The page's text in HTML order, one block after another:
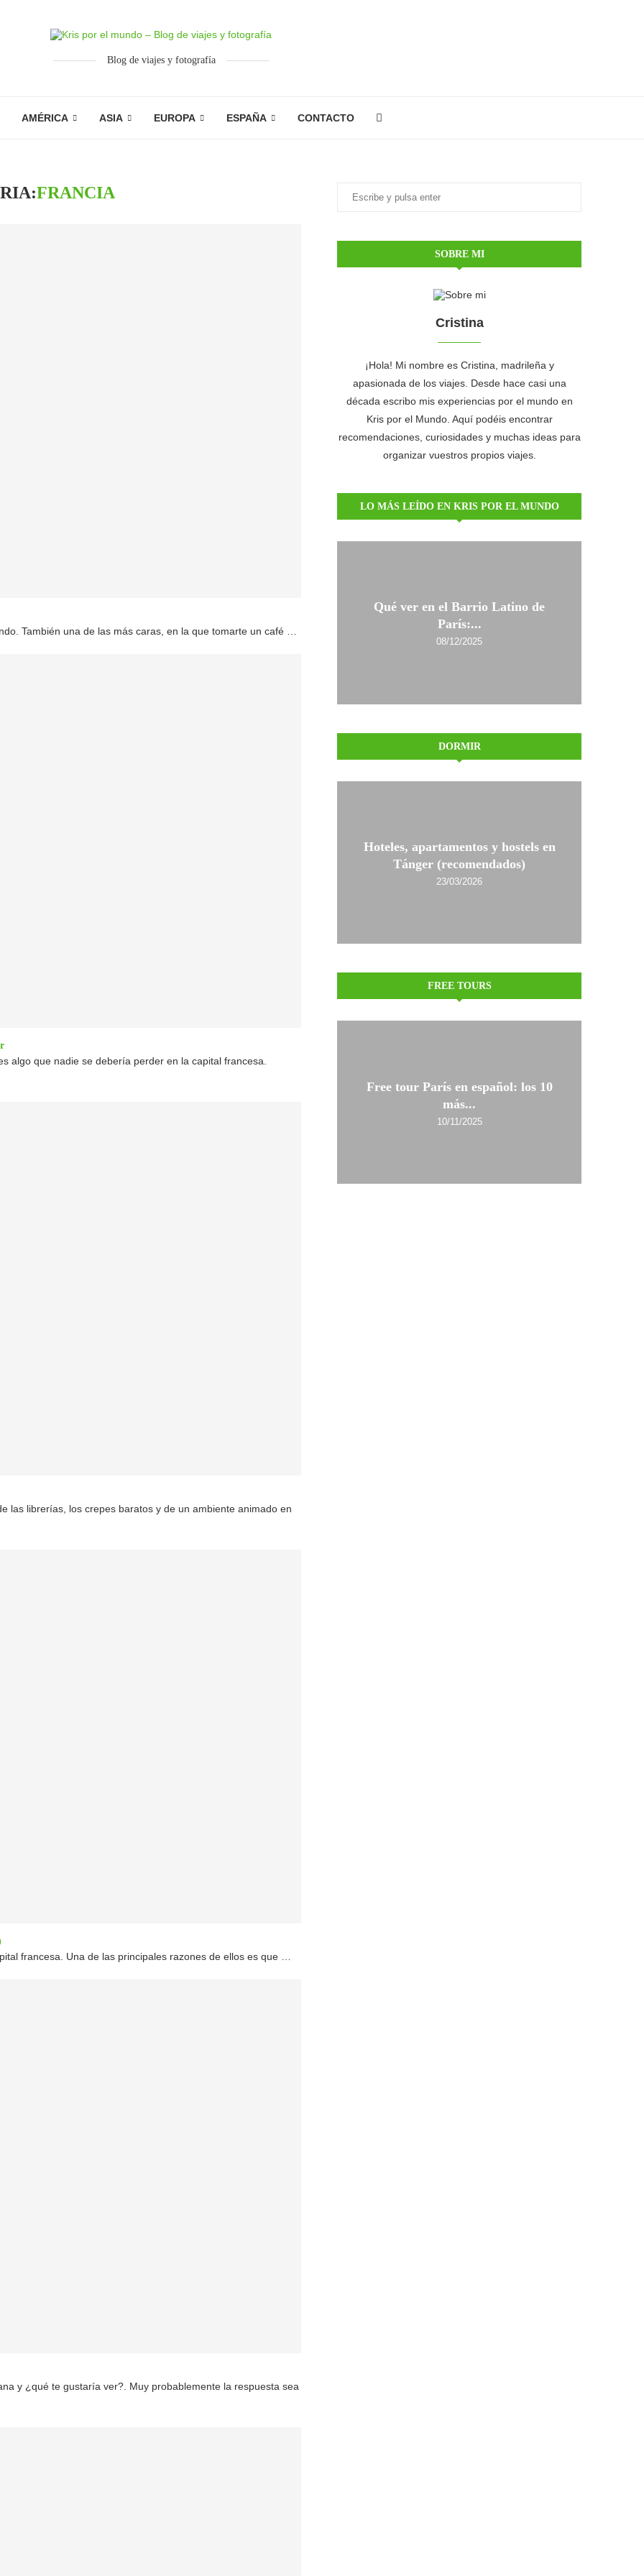
Blog de viajes y fotografía
AMÉRICA ASIA EUROPA ESPAÑA CONTACTO
FRANCIA
También una de las más caras, en la que tomarte un café …
algo que nadie se debería perder en la capital francesa.
las librerías, los crepes baratos y de un ambiente animado en
francesa. Una de las principales razones de ellos es que …
y ¿qué te gustaría ver?. Muy probablemente la respuesta sea
SOBRE MI
Cristina
¡Hola! Mi nombre es Cristina, madrileña y
apasionada de los viajes. Desde hace casi una
década escribo mis experiencias por el mundo en
Kris por el Mundo. Aquí podéis encontrar
recomendaciones, curiosidades y muchas ideas para
organizar vuestros propios viajes.
LO MÁS LEÍDO EN KRIS POR EL MUNDO
Qué ver en el Barrio Latino de
París:...
08/12/2025
DORMIR
Hoteles, apartamentos y hostels en
Tánger (recomendados)
23/03/2026
FREE TOURS
Free tour París en español: los 10
más...
10/11/2025